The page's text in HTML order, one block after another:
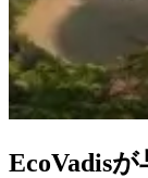
EcoVadis